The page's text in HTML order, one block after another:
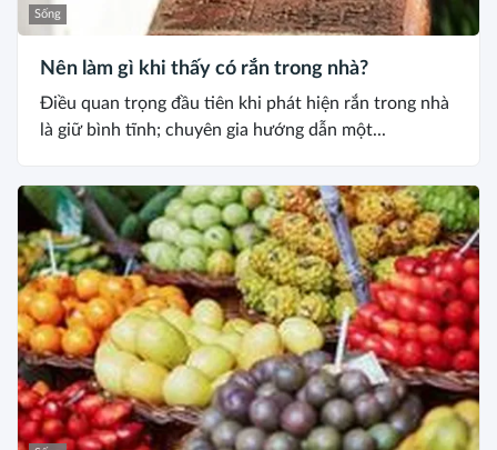
Sống
Nên làm gì khi thấy có rắn trong nhà?
Điều quan trọng đầu tiên khi phát hiện rắn trong nhà
là giữ bình tĩnh; chuyên gia hướng dẫn một...